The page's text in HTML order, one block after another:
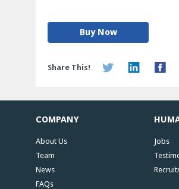
Buy Now
Share This!
COMPANY
About Us
Team
News
FAQs
Jobs